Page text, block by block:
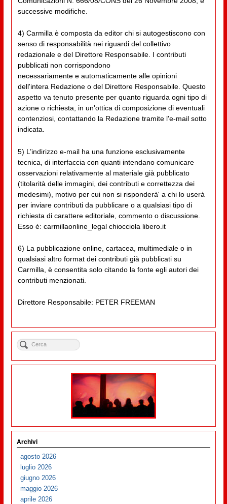
successive modifiche.
4) Carmilla è composta da editor chi si autogestiscono con
senso di responsabilità nei riguardi del collettivo
redazionale e del Direttore Responsabile. I contributi
pubblicati non corrispondono
necessariamente e automaticamente alle opinioni
dell'intera Redazione o del Direttore Responsabile. Questo
aspetto va tenuto presente per quanto riguarda ogni tipo di
azione o richiesta, in un'ottica di composizione di eventuali
contenziosi, contattando la Redazione tramite l'e-mail sotto
indicata.
5) L’indirizzo e-mail ha una funzione esclusivamente
tecnica, di interfaccia con quanti intendano comunicare
osservazioni relativamente al materiale già pubblicato
(titolarità delle immagini, dei contributi e correttezza dei
medesimi), motivo per cui non si risponderà' a chi lo userà
per inviare contributi da pubblicare o a qualsiasi tipo di
richiesta di carattere editoriale, commento o discussione.
Esso è: carmillaonline_legal chiocciola libero.it
6) La pubblicazione online, cartacea, multimediale o in
qualsiasi altro format dei contributi già pubblicati su
Carmilla, è consentita solo citando la fonte egli autori dei
contributi menzionati.
Direttore Responsabile: PETER FREEMAN
Archivi
agosto 2026
luglio 2026
giugno 2026
maggio 2026
aprile 2026